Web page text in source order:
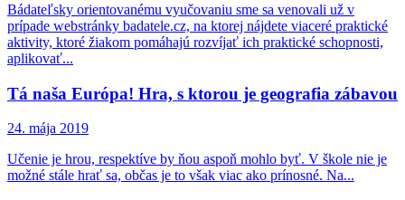
Bádateľsky orientovanému vyučovaniu sme sa venovali už v
prípade webstránky badatele.cz, na ktorej nájdete viaceré praktické
aktivity, ktoré žiakom pomáhajú rozvíjať ich praktické schopnosti,
aplikovať...
Tá naša Európa! Hra, s ktorou je geografia zábavou
24. mája 2019
Učenie je hrou, respektíve by ňou aspoň mohlo byť. V škole nie je
možné stále hrať sa, občas je to však viac ako prínosné. Na...